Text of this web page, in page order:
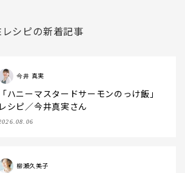
レシピの新着記事
今井 真実
「ハニーマスタードサーモンのっけ飯」
レシピ／今井真実さん
柳瀬久美子